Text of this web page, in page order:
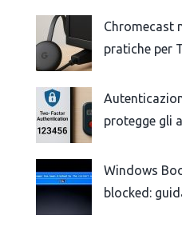
Chromecast
pratiche per
protegge gli
Windows
blocked: